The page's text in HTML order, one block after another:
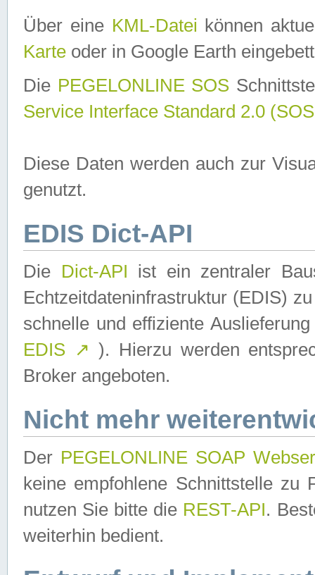
Über eine KML-Datei können
Karte oder in Google Earth
Die PEGELONLINE SOS
Service Interface Standard 2.0
Diese Daten werden auch zur
genutzt.
EDIS Dict-API
Die Dict-API ist ein zentraler
Echtzeitdateninfrastruktur (EDIS)
schnelle und effiziente
EDIS ↗ ). Hierzu werden
Broker angeboten.
Nicht mehr
Der PEGELONLINE SOAP
keine empfohlene Schnittstelle zu
nutzen Sie bitte die REST-API.
weiterhin bedient.